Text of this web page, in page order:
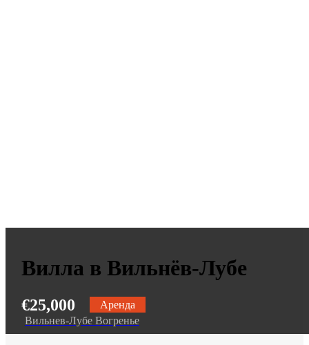
Вилла в Вильнёв-Лубе
€25,000
Аренда
Вильнев-Лубе Вогренье